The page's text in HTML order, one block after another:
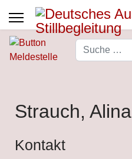
Suchen
Strauch, Alina
Kontakt